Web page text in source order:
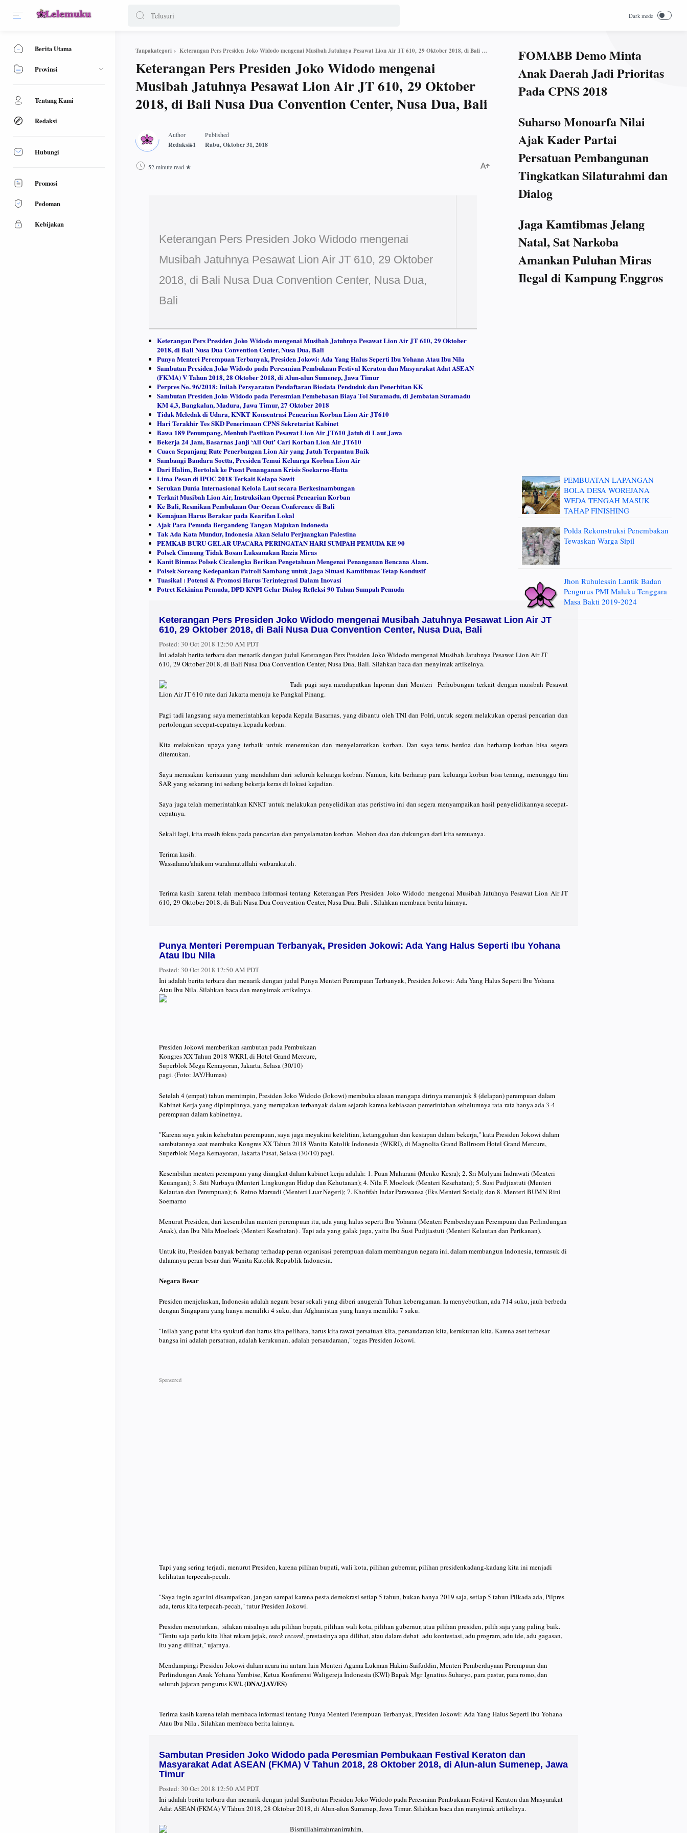
Tanpakategori Keterangan Pers Presiden Joko Widodo mengenai Musibah Jatuhnya Pesawat Lion Air JT 610, 29 Oktober 2018, di Bali Nusa Dua Convention Center, Nusa Dua, Bali
Keterangan Pers Presiden Joko Widodo mengenai
Musibah Jatuhnya Pesawat Lion Air JT 610, 29 Oktober
2018, di Bali Nusa Dua Convention Center, Nusa Dua, Bali
52 minute read
Keterangan Pers Presiden Joko Widodo mengenai
Musibah Jatuhnya Pesawat Lion Air JT 610, 29 Oktober
2018, di Bali Nusa Dua Convention Center, Nusa Dua,
Bali
Keterangan Pers Presiden Joko Widodo mengenai Musibah Jatuhnya Pesawat Lion Air JT 610, 29 Oktober
2018, di Bali Nusa Dua Convention Center, Nusa Dua, Bali
Punya Menteri Perempuan Terbanyak, Presiden Jokowi: Ada Yang Halus Seperti Ibu Yohana Atau Ibu Nila
Sambutan Presiden Joko Widodo pada Peresmian Pembukaan Festival Keraton dan Masyarakat Adat ASEAN
(FKMA) V Tahun 2018, 28 Oktober 2018, di Alun-alun Sumenep, Jawa Timur
Perpres No. 96/2018: Inilah Persyaratan Pendaftaran Biodata Penduduk dan Penerbitan KK
Sambutan Presiden Joko Widodo pada Peresmian Pembebasan Biaya Tol Suramadu, di Jembatan Suramadu
KM 4,3, Bangkalan, Madura, Jawa Timur, 27 Oktober 2018
Tidak Meledak di Udara, KNKT Konsentrasi Pencarian Korban Lion Air JT610
Hari Terakhir Tes SKD Penerimaan CPNS Sekretariat Kabinet
Bawa 189 Penumpang, Menhub Pastikan Pesawat Lion Air JT610 Jatuh di Laut Jawa
Bekerja 24 Jam, Basarnas Janji ‘All Out’ Cari Korban Lion Air JT610
Cuaca Sepanjang Rute Penerbangan Lion Air yang Jatuh Terpantau Baik
Sambangi Bandara Soetta, Presiden Temui Keluarga Korban Lion Air
Dari Halim, Bertolak ke Pusat Penanganan Krisis Soekarno-Hatta
Lima Pesan di IPOC 2018 Terkait Kelapa Sawit
Serukan Dunia Internasional Kelola Laut secara Berkesinambungan
Terkait Musibah Lion Air, Instruksikan Operasi Pencarian Korban
Ke Bali, Resmikan Pembukaan Our Ocean Conference di Bali
Kemajuan Harus Berakar pada Kearifan Lokal
Ajak Para Pemuda Bergandeng Tangan Majukan Indonesia
Tak Ada Kata Mundur, Indonesia Akan Selalu Perjuangkan Palestina
PEMKAB BURU GELAR UPACARA PERINGATAN HARI SUMPAH PEMUDA KE 90
Polsek Cimaung Tidak Bosan Laksanakan Razia Miras
Kanit Binmas Polsek Cicalengka Berikan Pengetahuan Mengenai Penanganan Bencana Alam.
Polsek Soreang Kedepankan Patroli Sambang untuk Jaga Situasi Kamtibmas Tetap Kondusif
Tuasikal : Potensi & Promosi Harus Terintegrasi Dalam Inovasi
Potret Kekinian Pemuda, DPD KNPI Gelar Dialog Refleksi 90 Tahun Sumpah Pemuda
Keterangan Pers Presiden Joko Widodo mengenai Musibah Jatuhnya Pesawat Lion Air JT
610, 29 Oktober 2018, di Bali Nusa Dua Convention Center, Nusa Dua, Bali
Posted: 30 Oct 2018 12:50 AM PDT
Ini adalah berita terbaru dan menarik dengan judul Keterangan Pers Presiden Joko Widodo mengenai Musibah Jatuhnya Pesawat Lion Air JT
610, 29 Oktober 2018, di Bali Nusa Dua Convention Center, Nusa Dua, Bali. Silahkan baca dan menyimak artikelnya.
Tadi pagi saya mendapatkan laporan dari Menteri Perhubungan terkait dengan musibah Pesawat
Lion Air JT 610 rute dari Jakarta menuju ke Pangkal Pinang.
Pagi tadi langsung saya memerintahkan kepada Kepala Basarnas, yang dibantu oleh TNI dan Polri, untuk segera melakukan operasi pencarian dan
pertolongan secepat-cepatnya kepada korban.
Kita melakukan upaya yang terbaik untuk menemukan dan menyelamatkan korban. Dan saya terus berdoa dan berharap korban bisa segera
ditemukan.
Saya merasakan kerisauan yang mendalam dari seluruh keluarga korban. Namun, kita berharap para keluarga korban bisa tenang, menunggu tim
SAR yang sekarang ini sedang bekerja keras di lokasi kejadian.
Saya juga telah memerintahkan KNKT untuk melakukan penyelidikan atas peristiwa ini dan segera menyampaikan hasil penyelidikannya secepat-
cepatnya.
Sekali lagi, kita masih fokus pada pencarian dan penyelamatan korban. Mohon doa dan dukungan dari kita semuanya.
Terima kasih.
Wassalamu'alaikum warahmatullahi wabarakatuh.
Terima kasih karena telah membaca informasi tentang Keterangan Pers Presiden Joko Widodo mengenai Musibah Jatuhnya Pesawat Lion Air JT
610, 29 Oktober 2018, di Bali Nusa Dua Convention Center, Nusa Dua, Bali . Silahkan membaca berita lainnya.
Punya Menteri Perempuan Terbanyak, Presiden Jokowi: Ada Yang Halus Seperti Ibu Yohana
Atau Ibu Nila
Posted: 30 Oct 2018 12:50 AM PDT
Ini adalah berita terbaru dan menarik dengan judul Punya Menteri Perempuan Terbanyak, Presiden Jokowi: Ada Yang Halus Seperti Ibu Yohana
Atau Ibu Nila. Silahkan baca dan menyimak artikelnya.
Presiden Jokowi memberikan sambutan pada Pembukaan
Kongres XX Tahun 2018 WKRI, di Hotel Grand Mercure,
Superblok Mega Kemayoran, Jakarta, Selasa (30/10)
pagi. (Foto: JAY/Humas)
Setelah 4 (empat) tahun memimpin, Presiden Joko Widodo (Jokowi) membuka alasan mengapa dirinya menunjuk 8 (delapan) perempuan dalam
Kabinet Kerja yang dipimpinnya, yang merupakan terbanyak dalam sejarah karena kebiasaan pemerintahan sebelumnya rata-rata hanya ada 3-4
perempuan dalam kabinetnya.
"Karena saya yakin kehebatan perempuan, saya juga meyakini ketelitian, ketangguhan dan kesiapan dalam bekerja," kata Presiden Jokowi dalam
sambutannya saat membuka Kongres XX Tahun 2018 Wanita Katolik Indonesia (WKRI), di Magnolia Grand Ballroom Hotel Grand Mercure,
Superblok Mega Kemayoran, Jakarta Pusat, Selasa (30/10) pagi.
Kesembilan menteri perempuan yang diangkat dalam kabinet kerja adalah: 1. Puan Maharani (Menko Kesra); 2. Sri Mulyani Indrawati (Menteri
Keuangan); 3. Siti Nurbaya (Menteri Lingkungan Hidup dan Kehutanan); 4. Nila F. Moeloek (Menteri Kesehatan); 5. Susi Pudjiastuti (Menteri
Kelautan dan Perempuan); 6. Retno Marsudi (Menteri Luar Negeri); 7. Khofifah Indar Parawansa (Eks Menteri Sosial); dan 8. Menteri BUMN Rini
Soemarno
Menurut Presiden, dari kesembilan menteri perempuan itu, ada yang halus seperti Ibu Yohana (Menteri Pemberdayaan Perempuan dan Perlindungan
Anak), dan Ibu Nila Moeloek (Menteri Kesehatan) . Tapi ada yang galak juga, yaitu Ibu Susi Pudjiastuti (Menteri Kelautan dan Perikanan).
Untuk itu, Presiden banyak berharap terhadap peran organisasi perempuan dalam membangun negara ini, dalam membangun Indonesia, termasuk di
dalamnya peran besar dari Wanita Katolik Republik Indonesia.
Negara Besar
Presiden menjelaskan, Indonesia adalah negara besar sekali yang diberi anugerah Tuhan keberagaman. Ia menyebutkan, ada 714 suku, jauh berbeda
dengan Singapura yang hanya memiliki 4 suku, dan Afghanistan yang hanya memiliki 7 suku.
"Inilah yang patut kita syukuri dan harus kita pelihara, harus kita rawat persatuan kita, persaudaraan kita, kerukunan kita. Karena aset terbesar
bangsa ini adalah persatuan, adalah kerukunan, adalah persaudaraan," tegas Presiden Jokowi.
Tapi yang sering terjadi, menurut Presiden, karena pilihan bupati, wali kota, pilihan gubernur, pilihan presidenkadang-kadang kita ini menjadi
kelihatan terpecah-pecah.
"Saya ingin agar ini disampaikan, jangan sampai karena pesta demokrasi setiap 5 tahun, bukan hanya 2019 saja, setiap 5 tahun Pilkada ada, Pilpres
ada, terus kita terpecah-pecah," tutur Presiden Jokowi.
Presiden menuturkan, silakan misalnya ada pilihan bupati, pilihan wali kota, pilihan gubernur, atau pilihan presiden, pilih saja yang paling baik.
"Tentu saja perlu kita lihat rekam jejak,track record, prestasinya apa dilihat, atau dalam debat adu kontestasi, adu program, adu ide, adu gagasan,
itu yang dilihat," ujarnya.
Mendampingi Presiden Jokowi dalam acara ini antara lain Menteri Agama Lukman Hakim Saifuddin, Menteri Pemberdayaan Perempuan dan
Perlindungan Anak Yohana Yembise, Ketua Konferensi Waligereja Indonesia (KWI) Bapak Mgr Ignatius Suharyo, para pastur, para romo, dan
seluruh jajaran pengurus KWI. (DNA/JAY/ES)
Terima kasih karena telah membaca informasi tentang Punya Menteri Perempuan Terbanyak, Presiden Jokowi: Ada Yang Halus Seperti Ibu Yohana
Atau Ibu Nila . Silahkan membaca berita lainnya.
Sambutan Presiden Joko Widodo pada Peresmian Pembukaan Festival Keraton dan
Masyarakat Adat ASEAN (FKMA) V Tahun 2018, 28 Oktober 2018, di Alun-alun Sumenep, Jawa
Timur
Posted: 30 Oct 2018 12:50 AM PDT
Ini adalah berita terbaru dan menarik dengan judul Sambutan Presiden Joko Widodo pada Peresmian Pembukaan Festival Keraton dan Masyarakat
Adat ASEAN (FKMA) V Tahun 2018, 28 Oktober 2018, di Alun-alun Sumenep, Jawa Timur. Silahkan baca dan menyimak artikelnya.
Bismillahirrahmanirrahim,
FOMABB Demo Minta
Anak Daerah Jadi Prioritas
Pada CPNS 2018
Suharso Monoarfa Nilai
Ajak Kader Partai
Persatuan Pembangunan
Tingkatkan Silaturahmi dan
Dialog
Jaga Kamtibmas Jelang
Natal, Sat Narkoba
Amankan Puluhan Miras
Ilegal di Kampung Enggros
PEMBUATAN LAPANGAN
BOLA DESA WOREJANA
WEDA TENGAH MASUK
TAHAP FINISHING
Polda Rekonstruksi Penembakan
Tewaskan Warga Sipil
Jhon Ruhulessin Lantik Badan
Pengurus PMI Maluku Tenggara
Masa Bakti 2019-2024
Berita Utama
Provinsi
Tentang Kami
Redaksi
Hubungi
Promosi
Pedoman
Kebijakan